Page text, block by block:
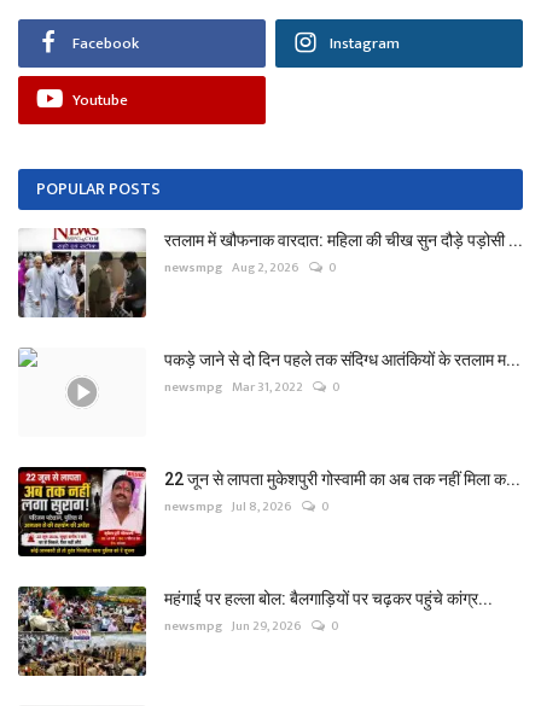
Facebook Instagram
Youtube
POPULAR POSTS
रतलाम में खौफनाक वारदात: महिला की चीख सुन दौड़े पड़ोसी ...
newsmpg Aug 2, 2026 0
पकड़े जाने से दो दिन पहले तक संदिग्ध आतंकियों के रतलाम म...
newsmpg Mar 31, 2022 0
22 जून से लापता मुकेशपुरी गोस्वामी का अब तक नहीं मिला क...
newsmpg Jul 8, 2026 0
महंगाई पर हल्ला बोल: बैलगाड़ियों पर चढ़कर पहुंचे कांग्र...
newsmpg Jun 29, 2026 0